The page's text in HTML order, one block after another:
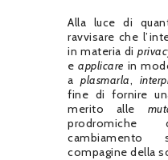
Alla luce di
ravvisare che
in materia di
eapplicare in
aplasmarla,
fine di fornire
merito alle
cambiamento
compagine della